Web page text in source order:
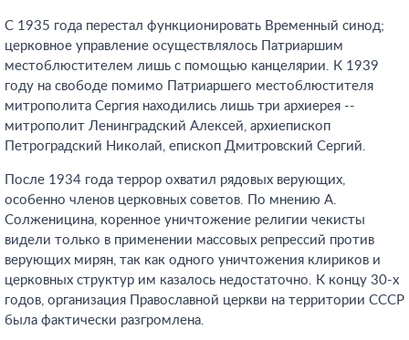
С 1935 года перестал функционировать Временный синод;
церковное управление осуществлялось Патриаршим
местоблюстителем лишь с помощью канцелярии. К 1939
году на свободе помимо Патриаршего местоблюстителя
митрополита Сергия находились лишь три архиерея --
митрополит Ленинградский Алексей, архиепископ
Петроградский Николай, епископ Дмитровский Сергий.
После 1934 года террор охватил рядовых верующих,
особенно членов церковных советов. По мнению А.
Солженицина, коренное уничтожение религии чекисты
видели только в применении массовых репрессий против
верующих мирян, так как одного уничтожения клириков и
церковных структур им казалось недостаточно. К концу 30-х
годов, организация Православной церкви на территории СССР
была фактически разгромлена.